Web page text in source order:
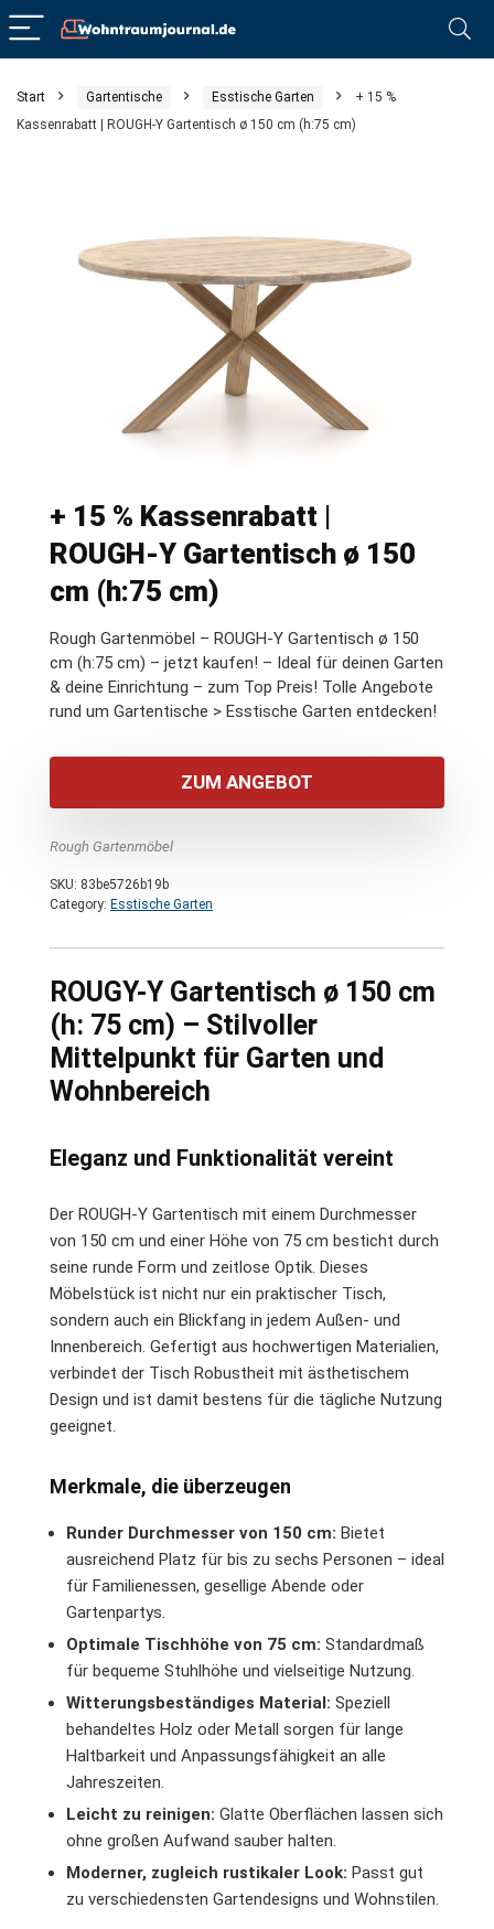
Start Gartentische Esstische Garten
+ 15 %
Kassenrabatt | ROUGH-Y Gartentisch ø 150 cm (h:75 cm)
+ 15 % Kassenrabatt |
ROUGH-Y Gartentisch ø 150
cm (h:75 cm)
Rough Gartenmöbel – ROUGH-Y Gartentisch ø 150
cm (h:75 cm) – jetzt kaufen! – Ideal für deinen Garten
& deine Einrichtung – zum Top Preis! Tolle Angebote
rund um Gartentische > Esstische Garten entdecken!
ZUM ANGEBOT
Rough Gartenmöbel
SKU: 83be5726b19b
Category: Esstische Garten
ROUGY-Y Gartentisch ø 150 cm
(h: 75 cm) – Stilvoller
Mittelpunkt für Garten und
Wohnbereich
Eleganz und Funktionalität vereint
Der ROUGH-Y Gartentisch mit einem Durchmesser
von 150 cm und einer Höhe von 75 cm besticht durch
seine runde Form und zeitlose Optik. Dieses
Möbelstück ist nicht nur ein praktischer Tisch,
sondern auch ein Blickfang in jedem Außen- und
Innenbereich. Gefertigt aus hochwertigen Materialien,
verbindet der Tisch Robustheit mit ästhetischem
Design und ist damit bestens für die tägliche Nutzung
geeignet.
Merkmale, die überzeugen
Runder Durchmesser von 150 cm: Bietet
ausreichend Platz für bis zu sechs Personen – ideal
für Familienessen, gesellige Abende oder
Gartenpartys.
Optimale Tischhöhe von 75 cm: Standardmaß
für bequeme Stuhlhöhe und vielseitige Nutzung.
Witterungsbeständiges Material: Speziell
behandeltes Holz oder Metall sorgen für lange
Haltbarkeit und Anpassungsfähigkeit an alle
Jahreszeiten.
Leicht zu reinigen: Glatte Oberflächen lassen sich
ohne großen Aufwand sauber halten.
Moderner, zugleich rustikaler Look: Passt gut
zu verschiedensten Gartendesigns und Wohnstilen.